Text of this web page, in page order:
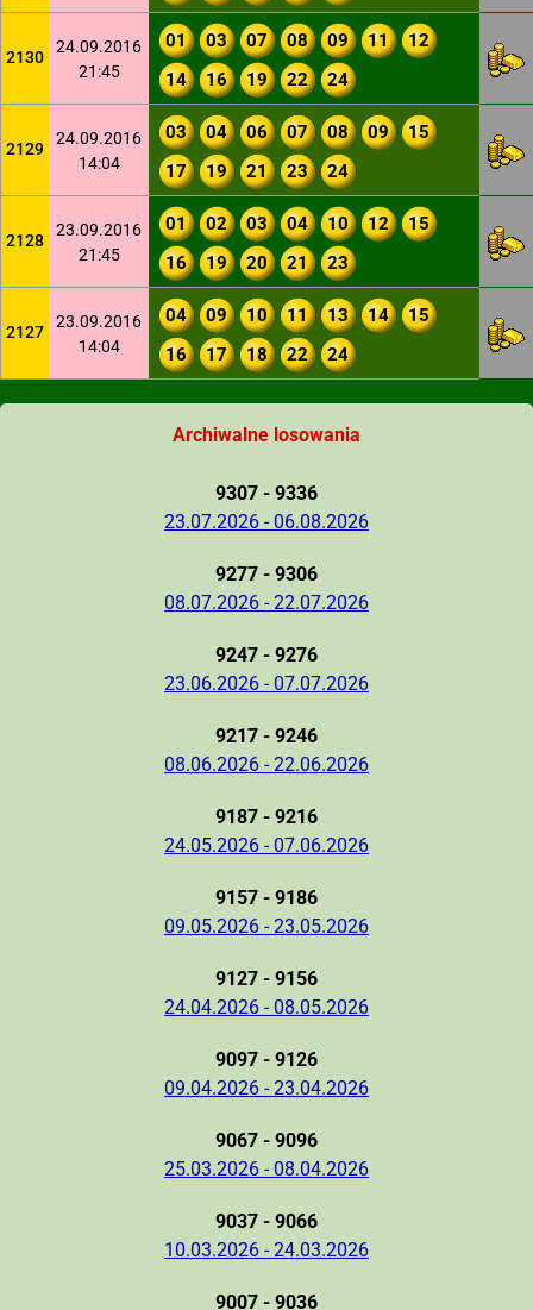
2130
24.09.2016
21:45
01 03 07 08 09 11
12
14
16 19 22 24
2129
24.09.2016
14:04
03 04 06 07 08 09
15
17
19 21 23 24
2128
23.09.2016
21:45
01 02 03 04 10 12
15
16
19 20 21 23
2127
23.09.2016
14:04
04 09 10 11 13 14
15
16
17 18 22 24
Archiwalne losowania
9307 - 9336
23.07.2026 - 06.08.2026
9277 - 9306
08.07.2026 - 22.07.2026
9247 - 9276
23.06.2026 - 07.07.2026
9217 - 9246
08.06.2026 - 22.06.2026
9187 - 9216
24.05.2026 - 07.06.2026
9157 - 9186
09.05.2026 - 23.05.2026
9127 - 9156
24.04.2026 - 08.05.2026
9097 - 9126
09.04.2026 - 23.04.2026
9067 - 9096
25.03.2026 - 08.04.2026
9037 - 9066
10.03.2026 - 24.03.2026
9007 - 9036